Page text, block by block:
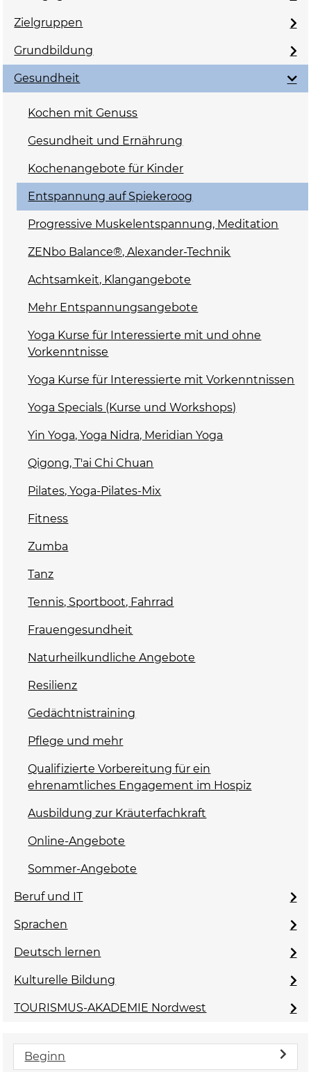
Zielgruppen
Grundbildung
Gesundheit
Kochen mit Genuss
Gesundheit und Ernährung
Kochenangebote für Kinder
Entspannung auf Spiekeroog
Progressive Muskelentspannung, Meditation
ZENbo Balance®, Alexander-Technik
Achtsamkeit, Klangangebote
Mehr Entspannungsangebote
Yoga Kurse für Interessierte mit und ohne
Vorkenntnisse
Yoga Kurse für Interessierte mit Vorkenntnissen
Yoga Specials (Kurse und Workshops)
Yin Yoga, Yoga Nidra, Meridian Yoga
Qigong, T'ai Chi Chuan
Pilates, Yoga-Pilates-Mix
Fitness
Zumba
Tanz
Tennis, Sportboot, Fahrrad
Frauengesundheit
Naturheilkundliche Angebote
Resilienz
Gedächtnistraining
Pflege und mehr
Qualifizierte Vorbereitung für ein
ehrenamtliches Engagement im Hospiz
Ausbildung zur Kräuterfachkraft
Online-Angebote
Sommer-Angebote
Beruf und IT
Sprachen
Deutsch lernen
Kulturelle Bildung
TOURISMUS-AKADEMIE Nordwest
Beginn